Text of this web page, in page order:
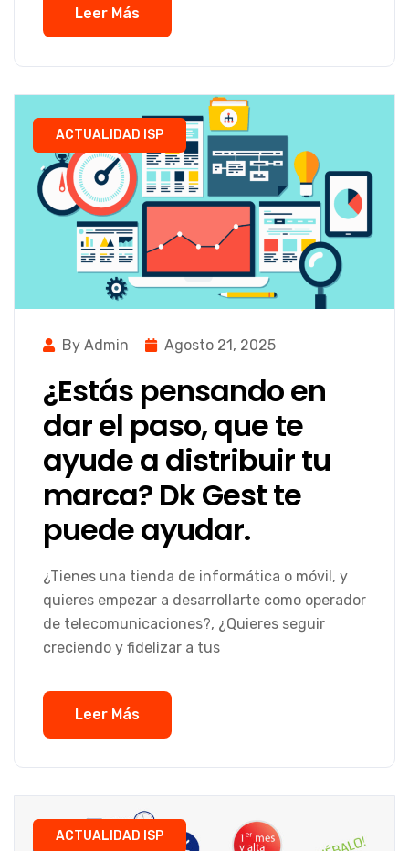
Leer Más
ACTUALIDAD ISP
By Admin Agosto 21, 2025
¿Estás pensando en
dar el paso, que te
ayude a distribuir tu
marca? Dk Gest te
puede ayudar.
¿Tienes una tienda de informática o móvil, y
quieres empezar a desarrollarte como operador
de telecomunicaciones?, ¿Quieres seguir
creciendo y fidelizar a tus
Leer Más
ACTUALIDAD ISP